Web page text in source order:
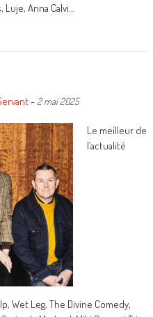
Luje, Anna Calvi…
- 2 mai 2025
Le meilleur de
l’actualité
Wet Leg, The Divine Comedy,